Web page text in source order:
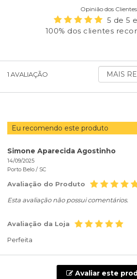
Opinião dos Clientes
5 de 5
100% dos clientes
1 AVALIAÇÃO
ORDENAR
Eu recomendo este produto
Simone Aparecida Agostinho
14/09/2025
Porto Belo / SC
Avaliação do Produto
Esta avaliação não possui comentários.
Avaliação da Loja
Perfeita
Avaliar este